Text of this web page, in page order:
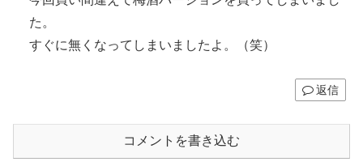
た。
すぐに無くなってしまいましたよ。（笑）
返信
コメントを書き込む